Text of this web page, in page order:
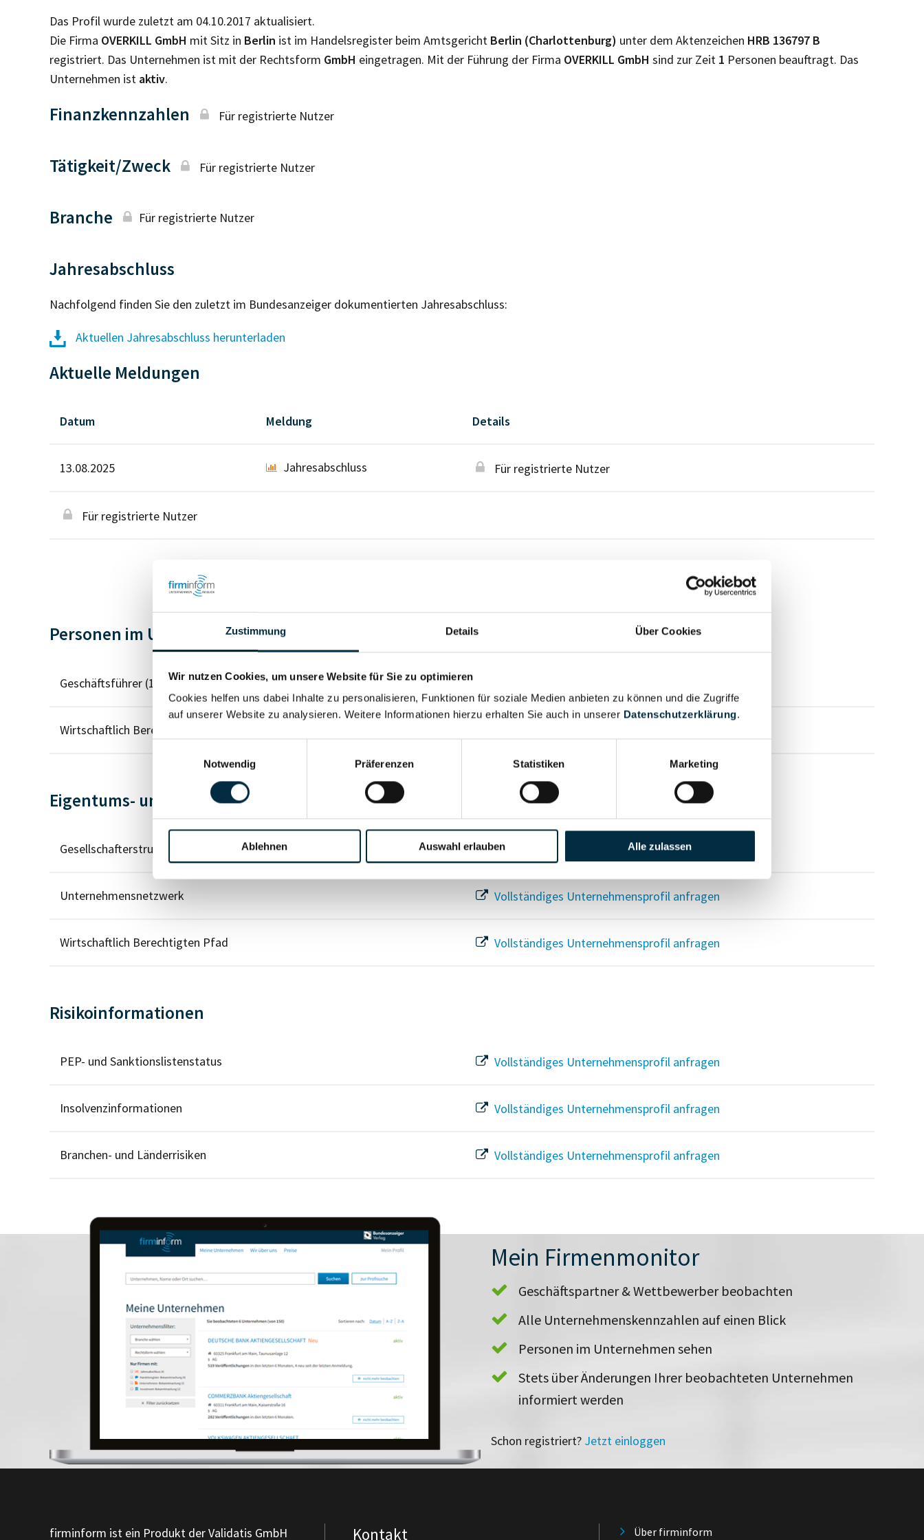
Zustimmung Details Über Cookies
Wir nutzen Cookies, um unsere Website für Sie zu optimieren
Cookies helfen uns dabei Inhalte zu personalisieren, Funktionen für soziale Medien anbieten zu können und die Zugriffe
auf unserer Website zu analysieren. Weitere Informationen hierzu erhalten Sie auch in unserer Datenschutzerklärung.
Notwendig
Präferenzen Statistiken Marketing
Ablehnen Auswahl erlauben Alle zulassen
Das Profil wurde zuletzt am 04.10.2017 aktualisiert.
Die Firma OVERKILL GmbH mit Sitz in Berlin ist im Handelsregister beim Amtsgericht Berlin (Charlottenburg) unter dem Aktenzeichen HRB 136797 B
registriert. Das Unternehmen ist mit der Rechtsform GmbH eingetragen. Mit der Führung der Firma OVERKILL GmbH sind zur Zeit 1 Personen beauftragt. Das
Unternehmen ist aktiv.
Finanzkennzahlen Für registrierte Nutzer
Tätigkeit/Zweck Für registrierte Nutzer
Branche Für registrierte Nutzer
Jahresabschluss
Nachfolgend finden Sie den zuletzt im Bundesanzeiger dokumentierten Jahresabschluss:
Aktuellen Jahresabschluss herunterladen
Aktuelle Meldungen
Datum Meldung Details
13.08.2025 Jahresabschluss Für registrierte Nutzer
Für registrierte Nutzer
Personen im Unternehmen
Geschäftsführer (1)
Wirtschaftlich Berechtigter
Eigentums- und Kontrollstruktur
Gesellschafterstruktur Vollständiges Unternehmensprofil anfragen
Unternehmensnetzwerk Vollständiges Unternehmensprofil anfragen
Wirtschaftlich Berechtigten Pfad Vollständiges Unternehmensprofil anfragen
Risikoinformationen
PEP- und Sanktionslistenstatus Vollständiges Unternehmensprofil anfragen
Insolvenzinformationen Vollständiges Unternehmensprofil anfragen
Branchen- und Länderrisiken Vollständiges Unternehmensprofil anfragen
Mein Firmenmonitor
Geschäftspartner & Wettbewerber beobachten
Alle Unternehmenskennzahlen auf einen Blick
Personen im Unternehmen sehen
Stets über Änderungen Ihrer beobachteten Unternehmen
informiert werden
Schon registriert? Jetzt einloggen
firminform ist ein Produkt der Validatis GmbH Kontakt Über firminform